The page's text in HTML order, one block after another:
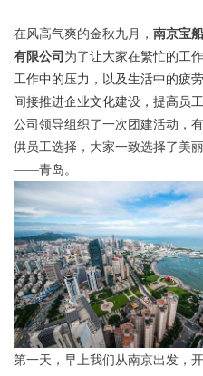
在风高气爽的金秋九月， 南京宝
有限公司 为了让大家在繁忙的工
工作中的压力，以及生活中的疲
间接推进企业文化建设，提高员工
公司领导组织了一次团建活动，
供员工选择，大家一致选择了美
——青岛。
第一天，早上我们从南京出发，